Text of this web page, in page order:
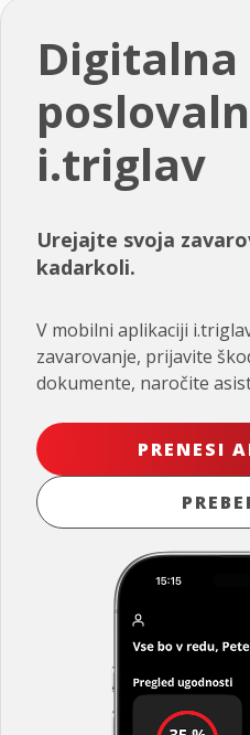
Digitalna
i.triglav
Urejajte svoja
kadarkoli.
V mobilni aplikaciji
zavarovanje, prijavite
dokumente, naročite
PRENESI